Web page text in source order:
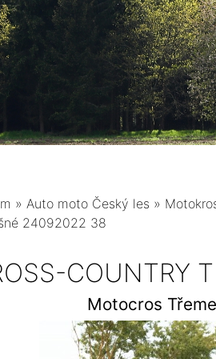
» Auto moto Český les »
24092022 38
COUNTRY
Motocros